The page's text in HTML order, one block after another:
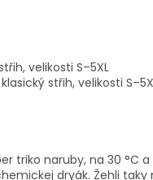
velikosti S–5XL
střih, velikosti
triko naruby, na 30 °C
dryák. Žehli